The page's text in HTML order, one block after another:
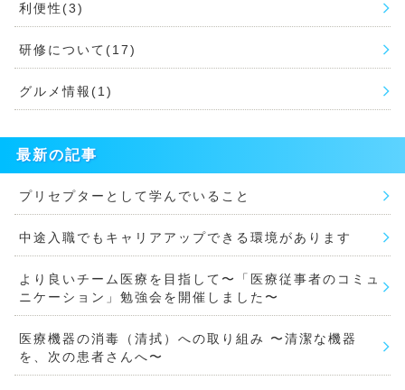
利便性(3)
研修について(17)
グルメ情報(1)
最新の記事
プリセプターとして学んでいること
中途入職でもキャリアアップできる環境があります
より良いチーム医療を目指して〜「医療従事者のコミュ
ニケーション」勉強会を開催しました〜
医療機器の消毒（清拭）への取り組み 〜清潔な機器
を、次の患者さんへ〜